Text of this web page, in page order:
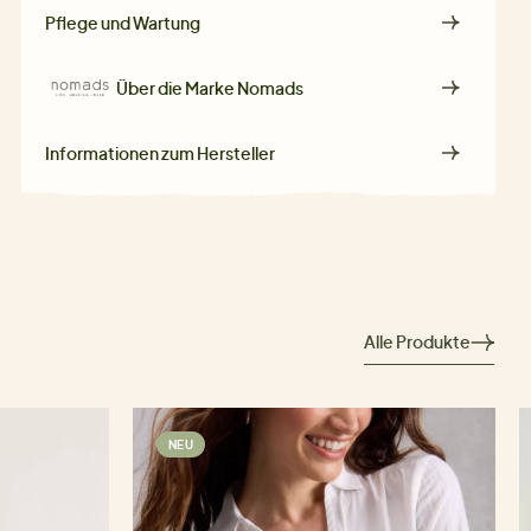
Pflege und Wartung
Über die Marke Nomads
Informationen zum Hersteller
Alle Produkte
NEU